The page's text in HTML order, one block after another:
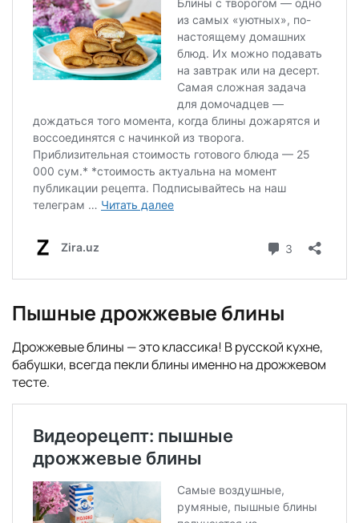
Пышные дрожжевые блины
Дрожжевые блины — это классика! В русской кухне,
бабушки, всегда пекли блины именно на дрожжевом
тесте.